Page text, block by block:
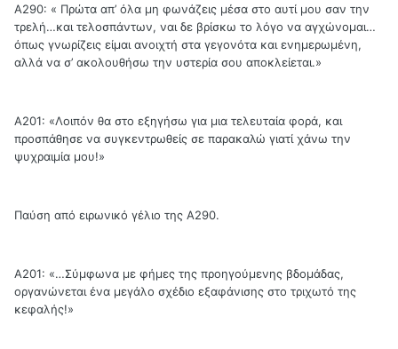
Α290: « Πρώτα απ’ όλα μη φωνάζεις μέσα στο αυτί μου σαν την
τρελή…και τελοσπάντων, ναι δε βρίσκω το λόγο να αγχώνομαι…
όπως γνωρίζεις είμαι ανοιχτή στα γεγονότα και ενημερωμένη,
αλλά να σ’ ακολουθήσω την υστερία σου αποκλείεται.»
Α201: «Λοιπόν θα στο εξηγήσω για μια τελευταία φορά, και
προσπάθησε να συγκεντρωθείς σε παρακαλώ γιατί χάνω την
ψυχραιμία μου!»
Παύση από ειρωνικό γέλιο της Α290.
Α201: «…Σύμφωνα με φήμες της προηγούμενης βδομάδας,
οργανώνεται ένα μεγάλο σχέδιο εξαφάνισης στο τριχωτό της
κεφαλής!»